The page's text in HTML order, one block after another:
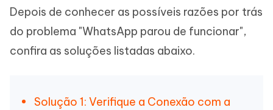
Depois de conhecer as possíveis razões por trás
do problema "WhatsApp parou de funcionar",
confira as soluções listadas abaixo.
Solução 1: Verifique a Conexão com a